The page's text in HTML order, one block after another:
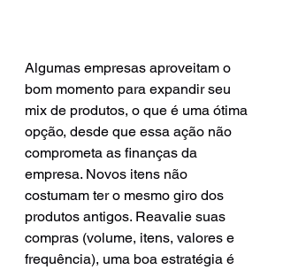
Algumas empresas aproveitam o
bom momento para expandir seu
mix de produtos, o que é uma ótima
opção, desde que essa ação não
comprometa as finanças da
empresa. Novos itens não
costumam ter o mesmo giro dos
produtos antigos. Reavalie suas
compras (volume, itens, valores e
frequência), uma boa estratégia é